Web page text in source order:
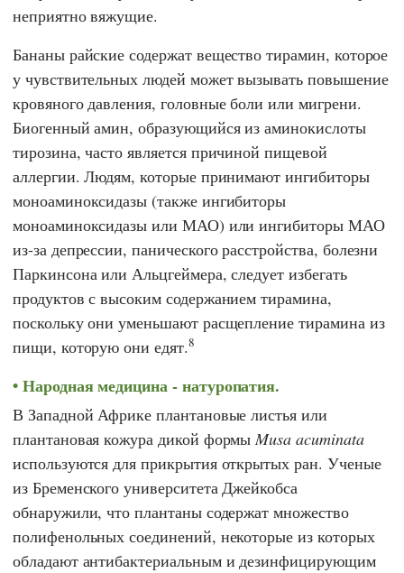
неприятно вяжущие.
Бананы райские содержат вещество тирамин, которое
у чувствительных людей может вызывать повышение
кровяного давления, головные боли или мигрени.
Биогенный амин, образующийся из аминокислоты
тирозина, часто является причиной пищевой
аллергии. Людям, которые принимают ингибиторы
моноаминоксидазы (также ингибиторы
моноаминоксидазы или МАО) или ингибиторы МАО
из-за депрессии, панического расстройства, болезни
Паркинсона или Альцгеймера, следует избегать
продуктов с высоким содержанием тирамина,
поскольку они уменьшают расщепление тирамина из
пищи, которую они едят.8
Народная медицина - натуропатия.
В Западной Африке плантановые листья или
плантановая кожура дикой формыMusa acuminata
используются для прикрытия открытых ран. Ученые
из Бременского университета Джейкобса
обнаружили, что плантаны содержат множество
полифенольных соединений, некоторые из которых
обладают антибактериальным и дезинфицирующим